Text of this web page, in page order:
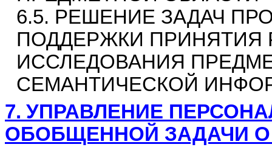
6.5. РЕШЕНИЕ ЗАДАЧ
ПОДДЕРЖКИ ПРИНЯТИЯ
ИССЛЕДОВАНИЯ
СЕМАНТИЧЕСКОЙ
7. УПРАВЛЕНИЕ
ОБОБЩЕННОЙ ЗАДАЧИ